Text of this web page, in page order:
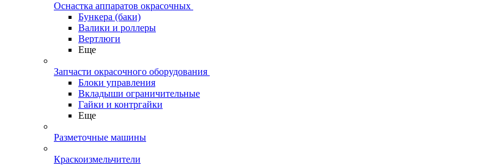
Оснастка аппаратов окрасочных
Бункера (баки)
Валики и роллеры
Вертлюги
Еще
Запчасти окрасочного оборудования
Блоки управления
Вкладыши ограничительные
Гайки и контргайки
Еще
Разметочные машины
Краскоизмельчители